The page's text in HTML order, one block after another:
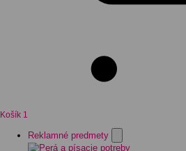
Košík 1
Reklamné predmety